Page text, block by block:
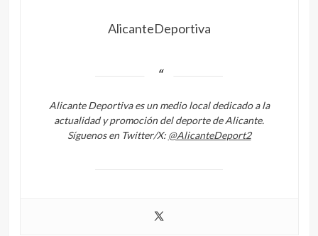
AlicanteDeportiva
Alicante Deportiva es un medio local dedicado a la
actualidad y promoción del deporte de Alicante.
Síguenos en Twitter/X: @AlicanteDeport2